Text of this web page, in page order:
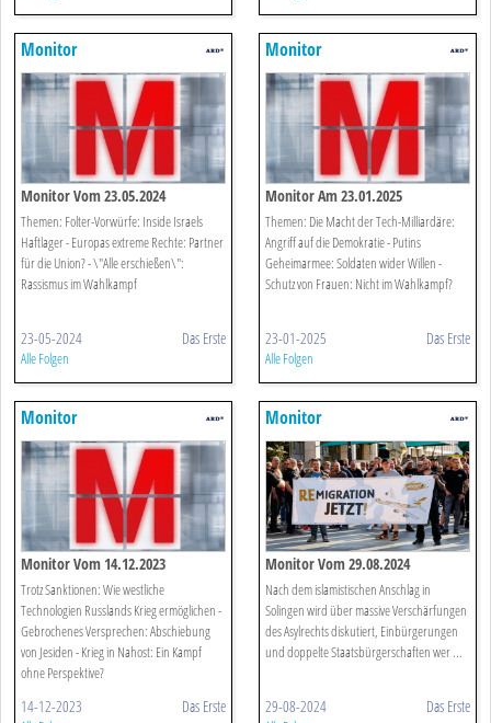
Monitor
Monitor Vom 23.05.2024
Themen: Folter-Vorwürfe: Inside Israels
Haftlager - Europas extreme Rechte: Partner
für die Union? - \"Alle erschießen\":
Rassismus im Wahlkampf
23-05-2024 Das Erste
Alle Folgen
Monitor
Monitor Am 23.01.2025
Themen: Die Macht der Tech-Milliardäre:
Angriff auf die Demokratie - Putins
Geheimarmee: Soldaten wider Willen -
Schutz von Frauen: Nicht im Wahlkampf?
23-01-2025 Das Erste
Alle Folgen
Monitor
Monitor Vom 14.12.2023
Trotz Sanktionen: Wie westliche
Technologien Russlands Krieg ermöglichen -
Gebrochenes Versprechen: Abschiebung
von Jesiden - Krieg in Nahost: Ein Kampf
ohne Perspektive?
14-12-2023 Das Erste
Monitor
Monitor Vom 29.08.2024
Nach dem islamistischen Anschlag in
Solingen wird über massive Verschärfungen
des Asylrechts diskutiert, Einbürgerungen
und doppelte Staatsbürgerschaften wer ...
29-08-2024 Das Erste